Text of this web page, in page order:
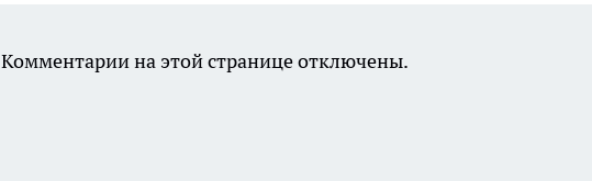
Комментарии на этой странице отключены.